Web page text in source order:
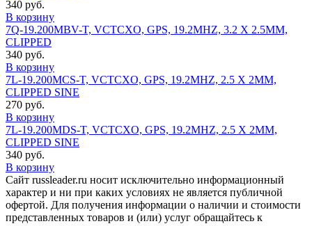
340 руб.
В корзину
7Q-19.200MBV-T, VCTCXO, GPS, 19.2MHZ, 3.2 X 2.5MM,
CLIPPED
340 руб.
В корзину
7L-19.200MCS-T, VCTCXO, GPS, 19.2MHZ, 2.5 X 2MM,
CLIPPED SINE
270 руб.
В корзину
7L-19.200MDS-T, VCTCXO, GPS, 19.2MHZ, 2.5 X 2MM,
CLIPPED SINE
340 руб.
В корзину
Сайт russleader.ru носит исключительно информационный
характер и ни при каких условиях не является публичной
офертой. Для получения информации о наличии и стоимости
представленных товаров и (или) услуг обращайтесь к